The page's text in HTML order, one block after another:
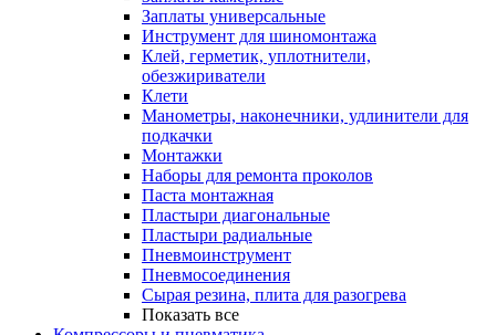
Заплаты универсальные
Инструмент для шиномонтажа
Клей, герметик, уплотнители,
обезжириватели
Клети
Манометры, наконечники, удлинители для
подкачки
Монтажки
Наборы для ремонта проколов
Паста монтажная
Пластыри диагональные
Пластыри радиальные
Пневмоинструмент
Пневмосоединения
Сырая резина, плита для разогрева
Показать все